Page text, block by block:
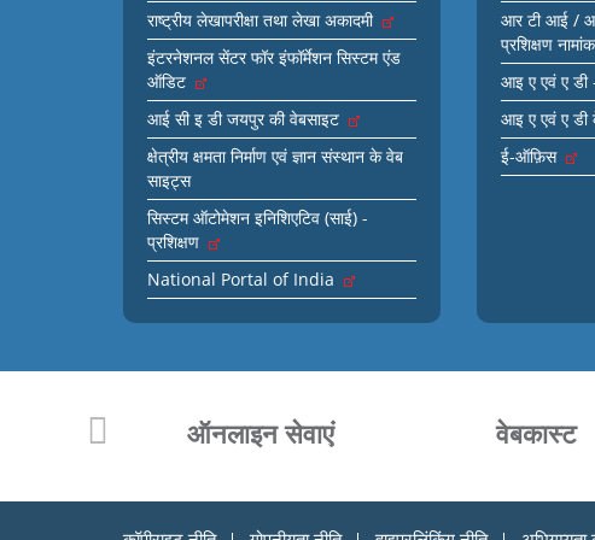
राष्ट्रीय लेखापरीक्षा तथा लेखा अकादमी
इंटरनेशनल सेंटर फॉर इंफॉर्मेशन सिस्टम एंड
ऑडिट
आई सी इ डी जयपुर की वेबसाइट
क्षेत्रीय क्षमता निर्माण एवं ज्ञान संस्थान के वेब
साइट्स
सिस्टम ऑटोमेशन इनिशिएटिव (साई) -
प्रशिक्षण
National Portal of India
आर टी आई /
प्रशिक्षण
आइ ए एवं ए
आइ ए एवं ए
ई-ऑफ़िस
ऑनलाइन सेवाएं वेबकास्ट